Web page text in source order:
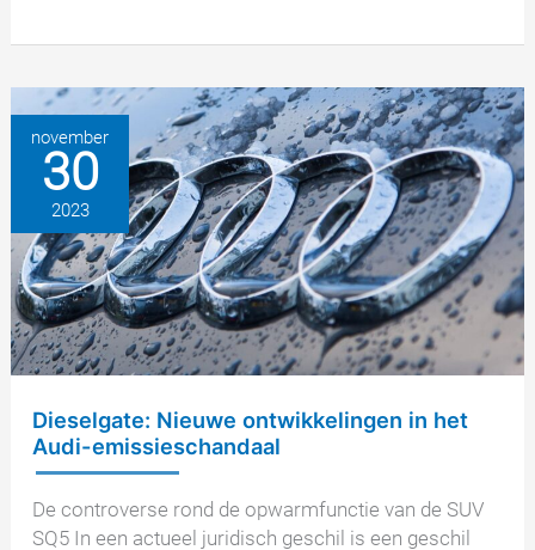
rechtszaak
Federal
Motor
Transport
Authority
november
30
2023
Dieselgate: Nieuwe ontwikkelingen in het
Audi-emissieschandaal
De controverse rond de opwarmfunctie van de SUV
SQ5 In een actueel juridisch geschil is een geschil